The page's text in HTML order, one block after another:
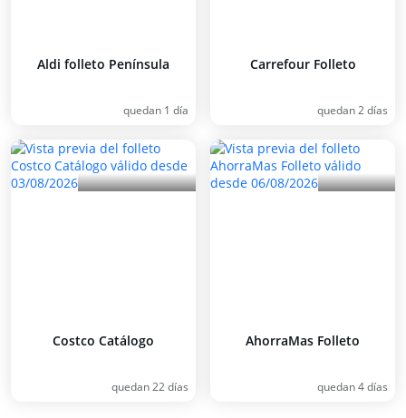
Aldi folleto Península
quedan 1 día
Carrefour Folleto
quedan 2 días
Costco Catálogo
quedan 22 días
AhorraMas Folleto
quedan 4 días